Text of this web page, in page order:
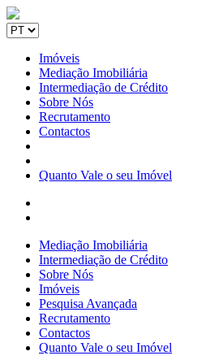
Imóveis
Mediação Imobiliária
Intermediação de Crédito
Sobre Nós
Recrutamento
Contactos
Quanto Vale o seu Imóvel
Mediação Imobiliária
Intermediação de Crédito
Sobre Nós
Imóveis
Pesquisa Avançada
Recrutamento
Contactos
Quanto Vale o seu Imóvel